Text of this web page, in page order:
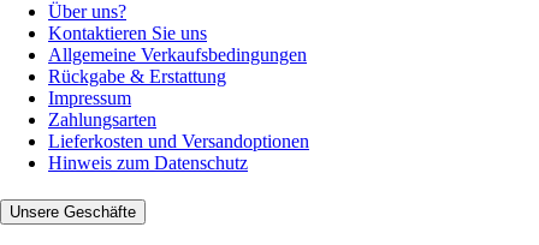
Über uns?
Kontaktieren Sie uns
Allgemeine Verkaufsbedingungen
Rückgabe & Erstattung
Impressum
Zahlungsarten
Lieferkosten und Versandoptionen
Hinweis zum Datenschutz
Unsere Geschäfte